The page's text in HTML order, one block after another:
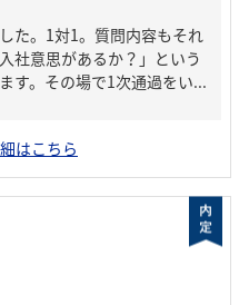
た。1対1。質問内容もそれ
社意思があるか？」という
す。その場で1次通過をい...
はこちら